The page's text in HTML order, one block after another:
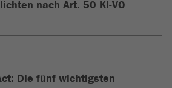
nach Art. 50 KI-VO
Die fünf wichtigsten